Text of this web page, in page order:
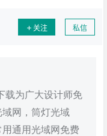
关注 私信
载为广大设计师免
网，筒灯光域
通用光域网免费